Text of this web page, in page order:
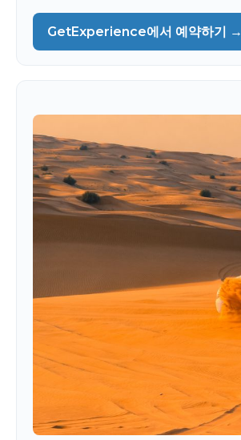
GetExperience에서 예약하기 →